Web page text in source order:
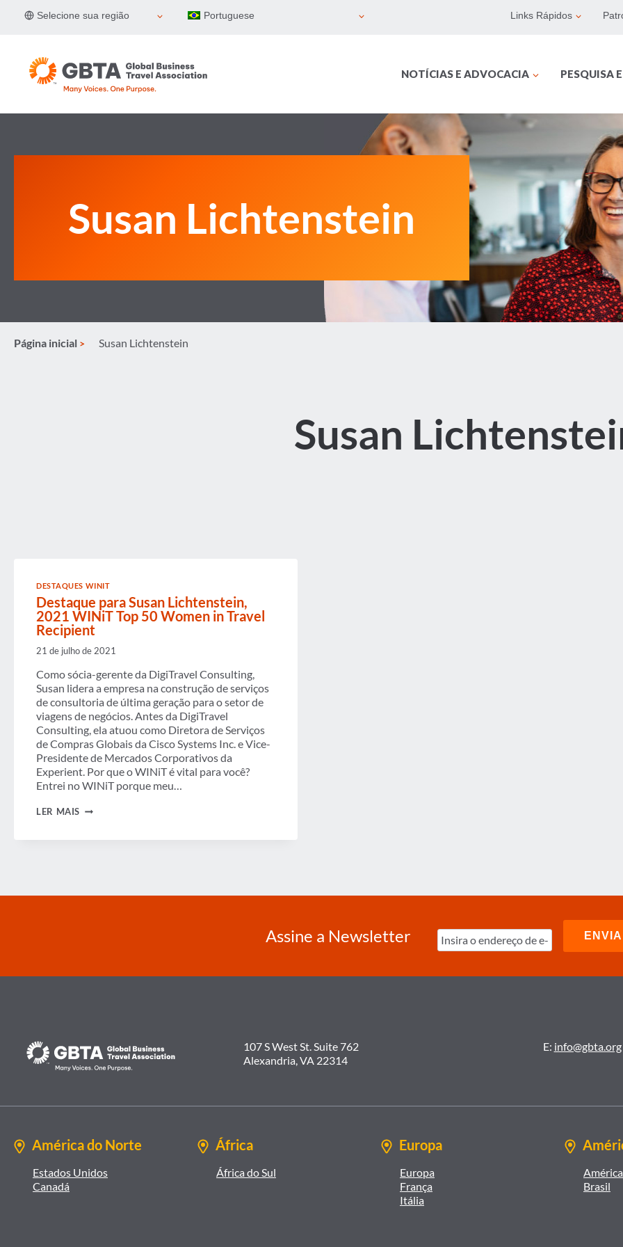
Selecione sua região Portuguese Links Rápidos
NOTÍCIAS E ADVOCACIA PESQUISA
Susan Lichtenstein
Página inicial Susan Lichtenstein
Susan
DESTAQUES WINIT
Destaque para Susan Lichtenstein,
2021 WINiT Top 50 Women in Travel
Recipient
21 de julho de 2021
Como sócia-gerente da DigiTravel Consulting,
Susan lidera a empresa na construção de serviços
de consultoria de última geração para o setor de
viagens de negócios. Antes da DigiTravel
Consulting, ela atuou como Diretora de Serviços
de Compras Globais da Cisco Systems Inc. e Vice-
Presidente de Mercados Corporativos da
Experient. Por que o WINiT é vital para você?
Entrei no WINiT porque meu…
LER MAIS DESTAQUE
LICHTENSTEIN,
WOMEN
Assine a Newsletter
107 S West St. Suite 762
Alexandria, VA 22314
E: info@gbta.org
América do Norte
Estados Unidos
Canadá
África
África do Sul
Europa
Europa
França
Itália
Brasil